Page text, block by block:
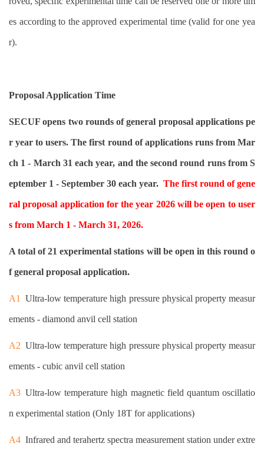
es according to the approved experimental time (valid for one yea
r).
Proposal Application Time
SECUF opens two rounds of general proposal applications pe
r year to users. The first round of applications runs from Mar
ch 1 - March 31 each year, and the second round runs from S
eptember 1 - September 30 each year. The first round of gene
ral proposal application for the year 2026 will be open to user
s from March 1 - March 31, 2026.
A total of 21 experimental stations will be open in this round o
f general proposal application.
A1 Ultra-low temperature high pressure physical property measur
ements - diamond anvil cell station
A2 Ultra-low temperature high pressure physical property measur
ements - cubic anvil cell station
A3 Ultra-low temperature high magnetic field quantum oscillatio
n experimental station (Only 18T for applications)
A4 Infrared and terahertz spectra measurement station under extre